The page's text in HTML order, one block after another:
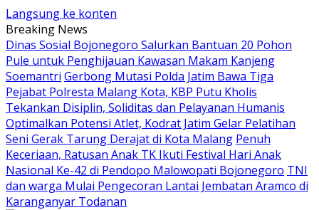
Langsung ke konten
Breaking News
Dinas Sosial Bojonegoro Salurkan Bantuan 20 Pohon
Pule untuk Penghijauan Kawasan Makam Kanjeng
Soemantri Gerbong Mutasi Polda Jatim Bawa Tiga
Pejabat Polresta Malang Kota, KBP Putu Kholis
Tekankan Disiplin, Soliditas dan Pelayanan Humanis
Optimalkan Potensi Atlet, Kodrat Jatim Gelar Pelatihan
Seni Gerak Tarung Derajat di Kota Malang Penuh
Keceriaan, Ratusan Anak TK Ikuti Festival Hari Anak
Nasional Ke-42 di Pendopo Malowopati Bojonegoro TNI
dan warga Mulai Pengecoran Lantai Jembatan Aramco di
Karanganyar Todanan